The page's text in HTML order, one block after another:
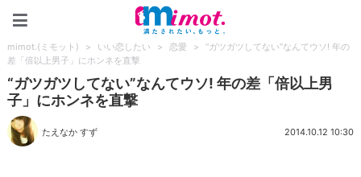
mimot.(ミモット) > いい恋したい > 恋愛 >
“ガツガツしてない”なんてウソ! 年の
差「倍以上男子」にホンネを直撃
“ガツガツしてない”なんてウソ! 年の差「倍以上男
子」にホンネを直撃
たえなか すず 2014.10.12 10:30